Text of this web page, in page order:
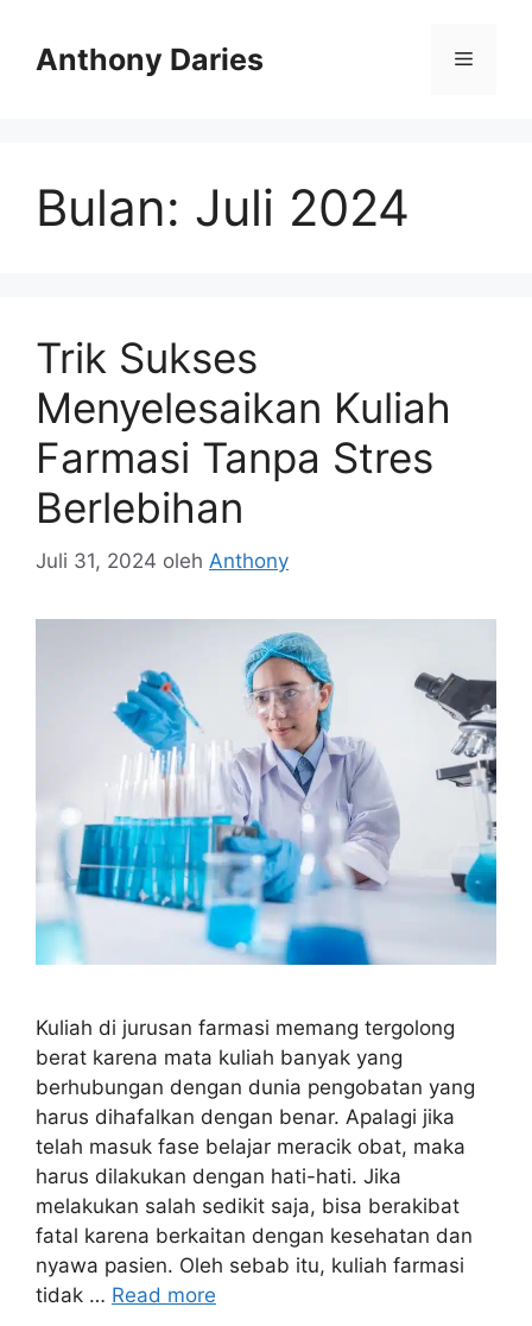
Anthony Daries Menu
Bulan: Juli 2024
Trik Sukses
Menyelesaikan Kuliah
Farmasi Tanpa Stres
Berlebihan
Juli 31, 2024 oleh Anthony
Kuliah di jurusan farmasi memang tergolong
berat karena mata kuliah banyak yang
berhubungan dengan dunia pengobatan yang
harus dihafalkan dengan benar. Apalagi jika
telah masuk fase belajar meracik obat, maka
harus dilakukan dengan hati-hati. Jika
melakukan salah sedikit saja, bisa berakibat
fatal karena berkaitan dengan kesehatan dan
nyawa pasien. Oleh sebab itu, kuliah farmasi
tidak … Read more